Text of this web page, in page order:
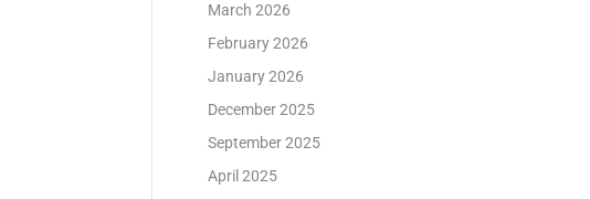
March 2026
February 2026
January 2026
December 2025
September 2025
April 2025